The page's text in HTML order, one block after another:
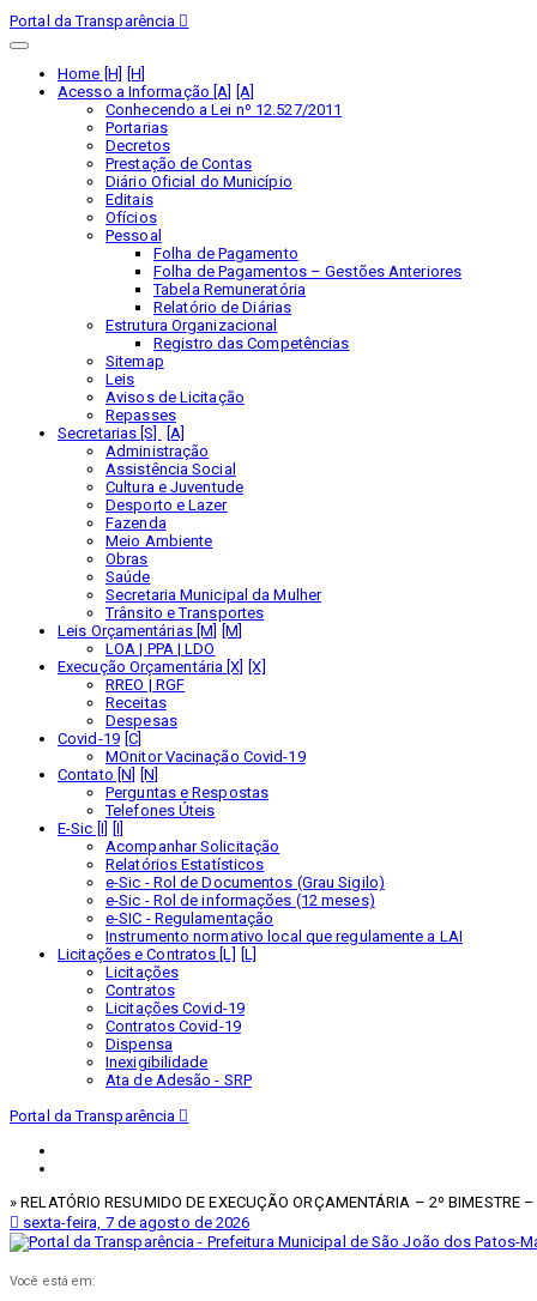
Portal da Transparência
Home [H]
Acesso a Informação [A]
Conhecendo a Lei nº 12.527/2011
Portarias
Decretos
Prestação de Contas
Diário Oficial do Município
Editais
Ofícios
Pessoal
Folha de Pagamento
Folha de Pagamentos – Gestões Anteriores
Tabela Remuneratória
Relatório de Diárias
Estrutura Organizacional
Registro das Competências
Sitemap
Leis
Avisos de Licitação
Repasses
Secretarias [S]
Administração
Assistência Social
Cultura e Juventude
Desporto e Lazer
Fazenda
Meio Ambiente
Obras
Saúde
Secretaria Municipal da Mulher
Trânsito e Transportes
Leis Orçamentárias [M]
LOA | PPA | LDO
Execução Orçamentária [X]
RREO | RGF
Receitas
Despesas
Covid-19
MOnitor Vacinação Covid-19
Contato [N]
Perguntas e Respostas
Telefones Úteis
E-Sic [I]
Acompanhar Solicitação
Relatórios Estatísticos
e-Sic - Rol de Documentos (Grau Sigilo)
e-Sic - Rol de informações (12 meses)
e-SIC - Regulamentação
Instrumento normativo local que regulamente a LAI
Licitações e Contratos [L]
Licitações
Contratos
Licitações Covid-19
Contratos Covid-19
Dispensa
Inexigibilidade
Ata de Adesão - SRP
Portal da Transparência
» RELATÓRIO RESUMIDO DE EXECUÇÃO ORÇAMENTÁRIA – 2º BIMESTRE
sexta-feira, 7 de agosto de 2026
Você está em: